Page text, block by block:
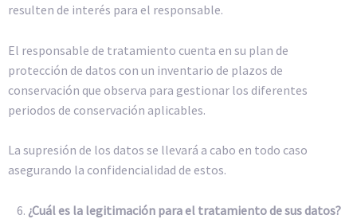
resulten de interés para el responsable.
El responsable de tratamiento cuenta en su plan de
protección de datos con un inventario de plazos de
conservación que observa para gestionar los diferentes
periodos de conservación aplicables.
La supresión de los datos se llevará a cabo en todo caso
asegurando la confidencialidad de estos.
¿Cuál es la legitimación para el tratamiento de sus datos?